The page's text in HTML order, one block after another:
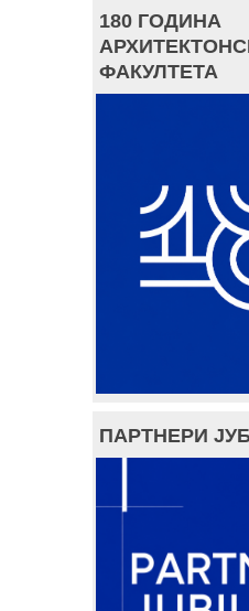
180 ГОДИНА
ФАКУЛТЕТА
ПАРТНЕРИ